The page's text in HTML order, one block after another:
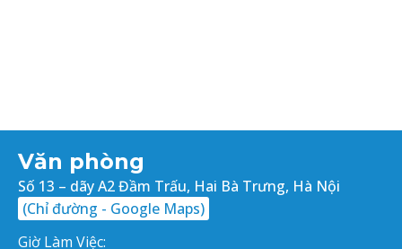
Văn phòng
Số 13 – dãy A2 Đầm Trấu, Hai Bà Trưng, Hà Nội
(Chỉ đường - Google Maps)
Giờ Làm Việc: